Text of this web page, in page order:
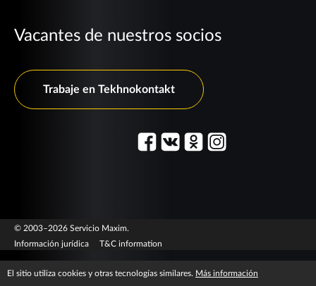
Vacantes de nuestros socios
Trabaje en Tekhnokontakt
© 2003–2026 Servicio Maxim.
Información jurídica
T&C information
El sitio utiliza cookies y otras tecnologías similares. Más información